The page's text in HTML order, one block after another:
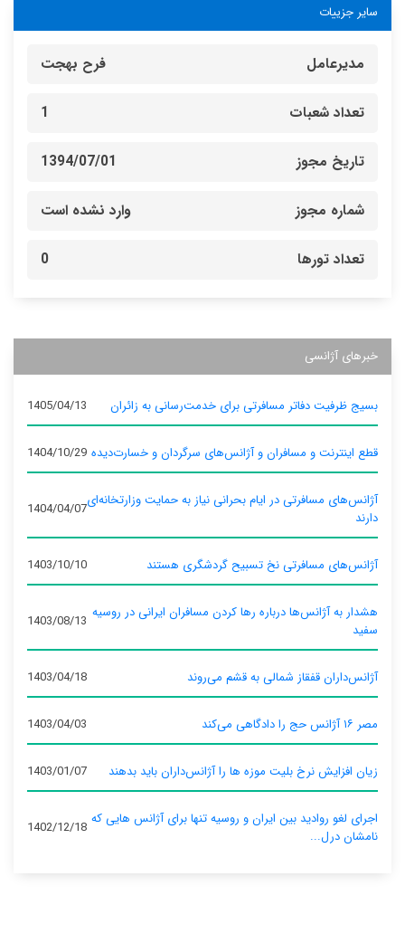
سایر جزییات
مدیرعامل فرح بهجت
تعداد شعبات 1
تاریخ مجوز 1394/07/01
شماره مجوز وارد نشده است
تعداد تورها 0
خبرهای آژانسی
بسیج ظرفیت دفاتر مسافرتی برای خدمت‌رسانی به زائران 1405/04/13
قطع اینترنت و مسافران و آژانس‌های سرگردان و خسارت‌دیده 1404/10/29
آژانس‌های مسافرتی در ایام بحرانی نیاز به حمایت وزارتخانه‌ای
دارند
1404/04/07
آژانس‌های مسافرتی نخ تسبیح گردشگری هستند 1403/10/10
هشدار به آژانس‌ها درباره رها کردن مسافران ایرانی در روسیه
سفید
1403/08/13
آژانس‌داران قفقاز شمالی به قشم می‌روند 1403/04/18
مصر ۱۶ آژانس حج را دادگاهی می‌کند 1403/04/03
زیان افزایش نرخ بلیت موزه ها را آژانس‌داران باید بدهند 1403/01/07
اجرای لغو روادید بین ایران و روسیه تنها برای آژانس‌ هایی که
نامشان درل...
1402/12/18